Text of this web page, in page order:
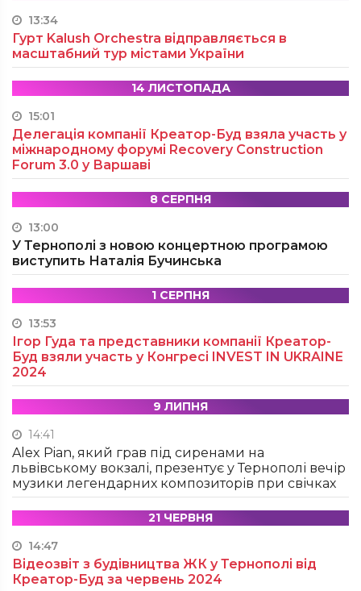
13:34
Гурт Kalush Orchestra відправляється в
масштабний тур містами України
14 ЛИСТОПАДА
15:01
Делегація компанії Креатор-Буд взяла участь у
міжнародному форумі Recovery Construction
Forum 3.0 у Варшаві
8 СЕРПНЯ
13:00
У Тернополі з новою концертною програмою
виступить Наталія Бучинська
1 СЕРПНЯ
13:53
Ігор Гуда та представники компанії Креатор-
Буд взяли участь у Конгресі INVEST IN UKRAINE
2024
9 ЛИПНЯ
14:41
Alex Pian, який грав під сиренами на
львівському вокзалі, презентує у Тернополі вечір
музики легендарних композиторів при свічках
21 ЧЕРВНЯ
14:47
Відеозвіт з будівництва ЖК у Тернополі від
Креатор-Буд за червень 2024